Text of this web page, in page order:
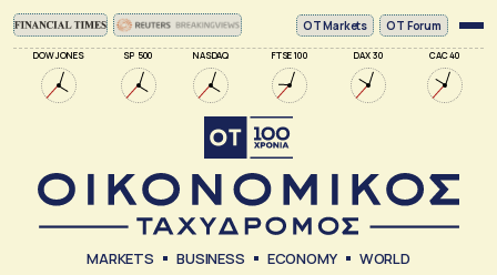
DOW JONES SP 500 NASDAQ FTSE 100 DAX 30 CAC 40
ΟΤ Markets OT Forum
MARKETS BUSINESS ECONOMY WORLD